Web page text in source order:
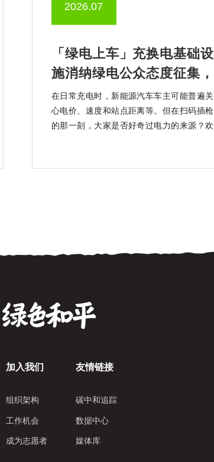
2026.07
「绿电上车」充换电基础设
施消纳绿电公众态度征集，
知乎上线中
在日常充电时，新能源汽车车主可能普遍关
心电价、速度和站点距离等。但在扫码插枪
的那一刻，大家是否好奇过电力的来源？欢
加入我们
组织架构
工作机会
成为志愿者
友情链接
碳中和追踪
数据中心
媒体库